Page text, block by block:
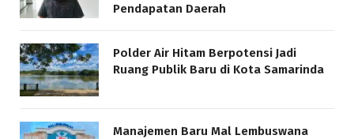
Pendapatan Daerah
Polder Air Hitam Berpotensi Jadi
Ruang Publik Baru di Kota Samarinda
Manajemen Baru Mal Lembuswana